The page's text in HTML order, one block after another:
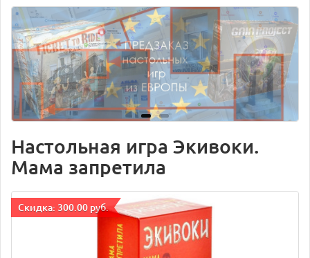
Настольная игра Экивоки.
Мама запретила
Cкидка: 300.00 руб.